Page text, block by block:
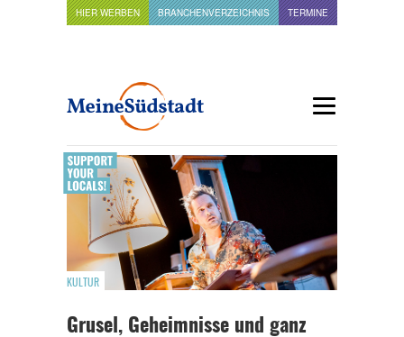
HIER WERBEN BRANCHENVERZEICHNIS TERMINE
KULTUR
Grusel, Geheimnisse und ganz